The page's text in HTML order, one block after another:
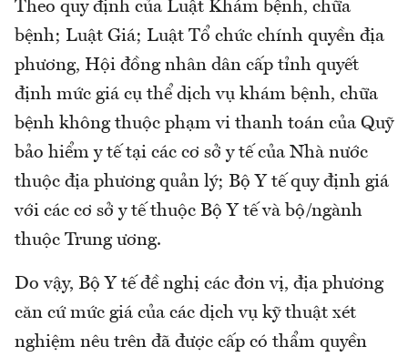
Theo quy định của Luật Khám bệnh, chữa
bệnh; Luật Giá; Luật Tổ chức chính quyền địa
phương, Hội đồng nhân dân cấp tỉnh quyết
định mức giá cụ thể dịch vụ khám bệnh, chữa
bệnh không thuộc phạm vi thanh toán của Quỹ
bảo hiểm y tế tại các cơ sở y tế của Nhà nước
thuộc địa phương quản lý; Bộ Y tế quy định giá
với các cơ sở y tế thuộc Bộ Y tế và bộ/ngành
thuộc Trung ương.
Do vậy, Bộ Y tế đề nghị các đơn vị, địa phương
căn cứ mức giá của các dịch vụ kỹ thuật xét
nghiệm nêu trên đã được cấp có thẩm quyền